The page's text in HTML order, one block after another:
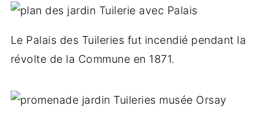
Le Palais des Tuileries fut incendié pendant la
révolte de la Commune en 1871.